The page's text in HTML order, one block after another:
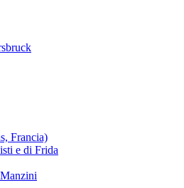
Francia)
e di Frida